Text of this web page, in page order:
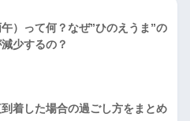
）って何？なぜ”ひのえうま”の
少するの？
着した場合の過ごし方をまとめ